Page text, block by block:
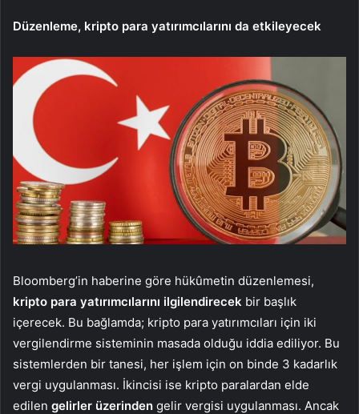
Düzenleme, kripto para yatırımcılarını da etkileyecek
Bloomberg’in haberine göre hükûmetin düzenlemesi,
kripto para yatırımcılarını ilgilendirecek bir başlık
içerecek. Bu bağlamda; kripto para yatırımcıları için iki
vergilendirme sisteminin masada olduğu iddia ediliyor. Bu
sistemlerden bir tanesi, her işlem için on binde 3 kadarlık
vergi uygulanması. İkincisi ise kripto paralardan elde
edilen gelirler üzerinden gelir vergisi uygulanması. Ancak